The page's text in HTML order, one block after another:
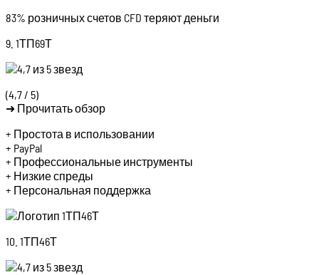
83% розничных счетов CFD теряют деньги
9. 1ТП69Т
(4,7 / 5)
➜ Прочитать обзор
+ Простота в использовании
+ PayPal
+ Профессиональные инструменты
+ Низкие спреды
+ Персональная поддержка
10. 1ТП46Т